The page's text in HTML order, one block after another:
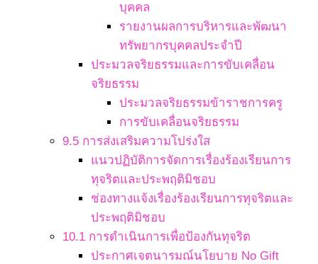
บุคคล
รายงานผลการบริหารและพัฒนา
ทรัพยากรบุคคลประจำปี
ประมวลจริยธรรมและการขับเคลื่อน
จริยธรรม
ประมวลจริยธรรมข้าราชการครู
การขับเคลื่อนจริยธรรม
9.5 การส่งเสริมความโปร่งใส
แนวปฏิบัติการจัดการเรื่องร้องเรียนการ
ทุจริตและประพฤติมิชอบ
ช่องทางแจ้งเรื่องร้องเรียนการทุจริตและ
ประพฤติมิชอบ
10.1 การดำเนินการเพื่อป้องกันทุจริต
ประกาศเจตนารมณ์นโยบาย No Gift